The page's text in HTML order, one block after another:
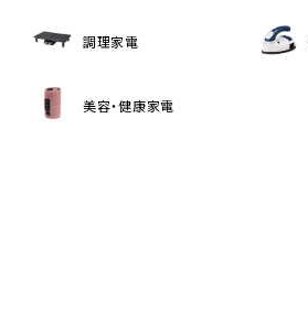
調理家電
美容・健康家電